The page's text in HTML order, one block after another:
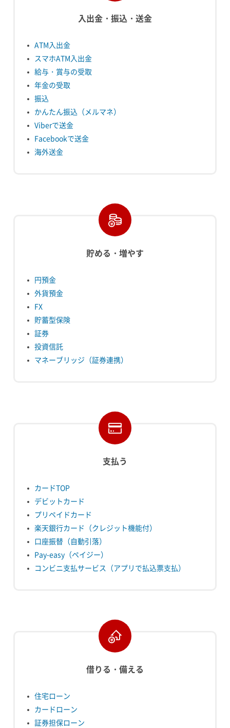
入出金・振込・送金
ATM入出金
スマホATM入出金
給与・賞与の受取
年金の受取
振込
かんたん振込（メルマネ）
Viberで送金
Facebookで送金
海外送金
貯める・増やす
円預金
外貨預金
FX
貯蓄型保険
証券
投資信託
マネーブリッジ（証券連携）
支払う
カードTOP
デビットカード
プリペイドカード
楽天銀行カード（クレジット機能付）
口座振替（自動引落）
Pay-easy（ペイジー）
コンビニ支払サービス（アプリで払込票支払）
借りる・備える
住宅ローン
カードローン
証券担保ローン